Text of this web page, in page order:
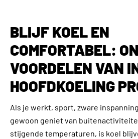
BLIJF KOEL EN
COMFORTABEL:
VOORDELEN VAN
HOOFDKOELING
Als je werkt, sport, zware
gewoon geniet van
stijgende temperaturen, is koel